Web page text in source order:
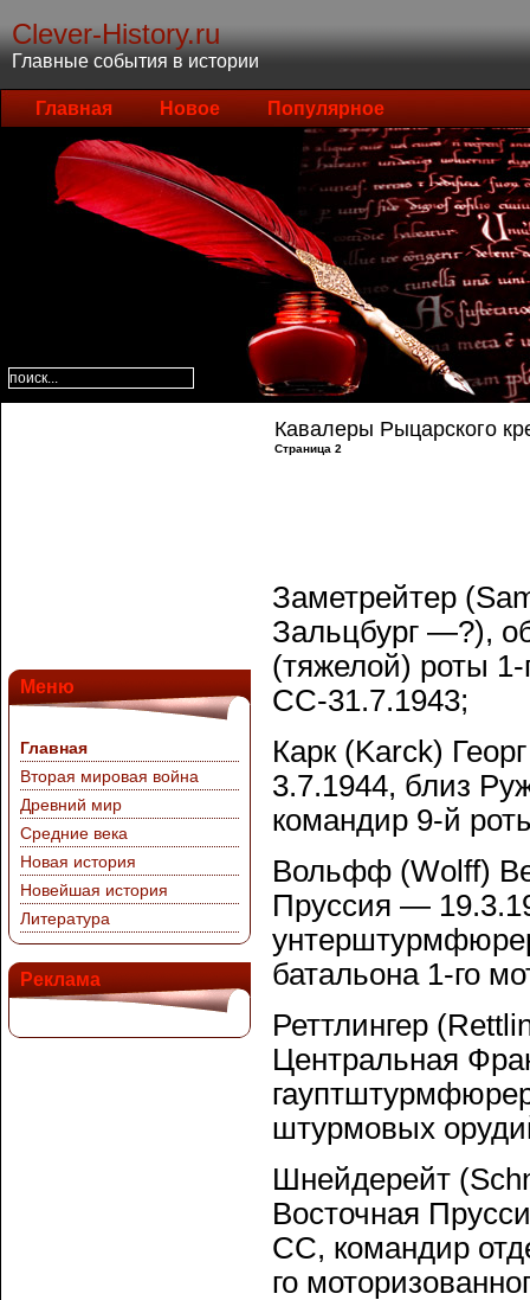
Clever-History.ru
Главные события в истории
Главная Новое Популярное
Меню
Главная
Вторая мировая война
Древний мир
Средние века
Новая история
Новейшая история
Литература
Реклама
Кавалеры Рыцарского
Страница 2
Заметрейтер
Зальцбург —?),
(тяжелой) роты 1-
СС-31.7.1943;
Карк (Karck)
3.7.1944, близ
командир 9-й
Вольфф (Wolff)
Пруссия —
батальона 1-го
Реттлингер
Центральная
штурмовых
Шнейдерейт
Восточная
СС, командир
го